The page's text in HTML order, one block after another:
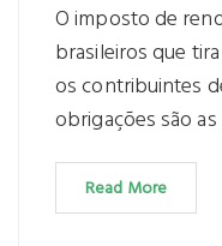
O imposto de
brasileiros que
os contribuintes
obrigações são as
Read More